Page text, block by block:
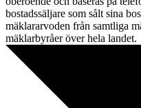
bostadssäljare som sålt sina
mäklararvoden från samtliga
mäklarbyråer över hela landet.